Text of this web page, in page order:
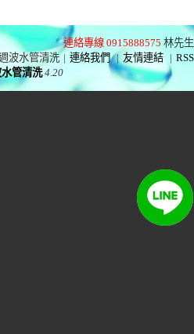
連絡專線 0915888575 林先生
波水管清洗 | 連絡我們 | 友情連結 | RSS
管清洗 4.20